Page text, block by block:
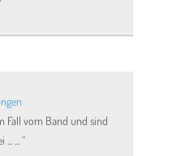
Fall vom Band und sind
...